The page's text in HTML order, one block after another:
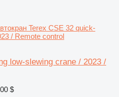
Terex CSE 32 quick-
/ Remote control
low-slewing crane / 2023 /
$